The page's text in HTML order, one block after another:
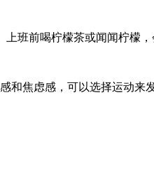
班前喝柠檬茶或闻闻柠檬，
和焦虑感，可以选择运动来